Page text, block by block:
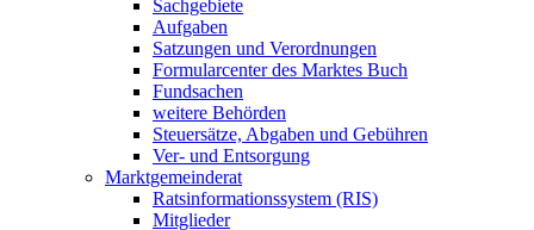
Sachgebiete
Aufgaben
Satzungen und Verordnungen
Formularcenter des Marktes Buch
Fundsachen
weitere Behörden
Steuersätze, Abgaben und Gebühren
Ver- und Entsorgung
Marktgemeinderat
Ratsinformationssystem (RIS)
Mitglieder